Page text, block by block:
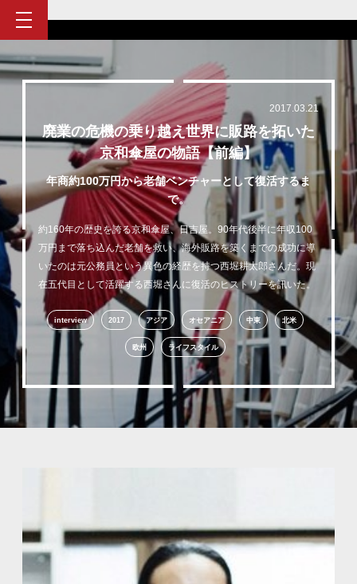
2017.03.21
廃業の危機の乗り越え世界に販路を拓いた
京和傘屋の物語【前編】
年商約100万円から老舗ベンチャーとして復活するま
で。
約160年の歴史を誇る京和傘屋、日吉屋。90年代後半に年収100
万円まで落ち込んだ老舗を救い、海外販路を築くまでの成功に導
いたのは元公務員という異色の経歴を持つ西堀耕太郎さんだ。現
在五代目として活躍する西堀さんに復活のヒストリーを訊いた。
interview 2017 アジア オセアニア 中東 北米
欧州 ライフスタイル